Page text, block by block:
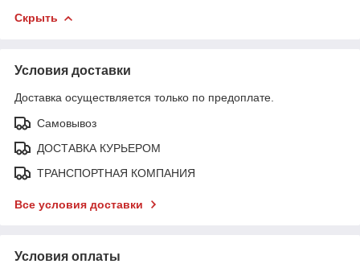
Скрыть
Условия доставки
Доставка осуществляется только по предоплате.
Самовывоз
ДОСТАВКА КУРЬЕРОМ
ТРАНСПОРТНАЯ КОМПАНИЯ
Все условия доставки
Условия оплаты